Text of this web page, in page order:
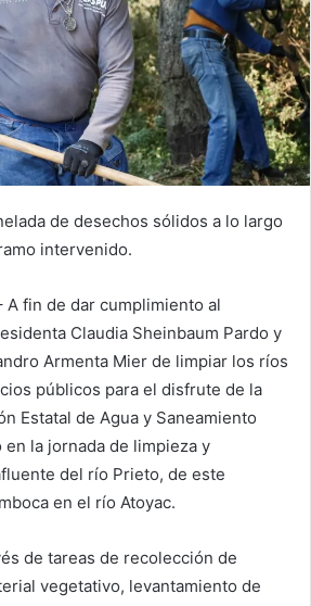
de desechos sólidos a lo largo
intervenido.
A fin de dar cumplimiento al
Claudia Sheinbaum Pardo y
Armenta Mier de limpiar los ríos
públicos para el disfrute de la
Estatal de Agua y Saneamiento
en la jornada de limpieza y
del río Prieto, de este
en el río Atoyac.
de tareas de recolección de
vegetativo, levantamiento de